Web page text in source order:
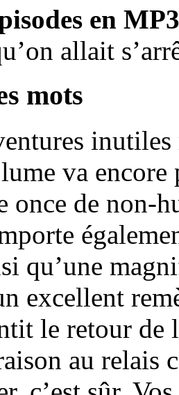
en
allait
mots
va
once de non-
qu’une
excellent
le retour de
au relais